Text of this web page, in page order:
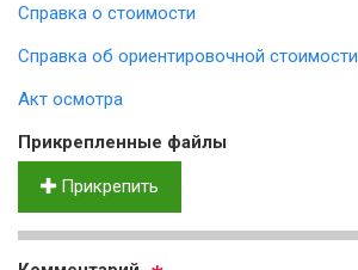
Справка о стоимости
Справка об ориентировочной стоимости
Акт осмотра
Прик­реп­лен­ные фай­лы
Прикрепить